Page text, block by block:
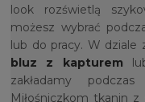
look rozświetlą
możesz wybrać
lub do pracy. W dziale
bluz z kapturem
zakładamy
Miłośniczkom tkanin